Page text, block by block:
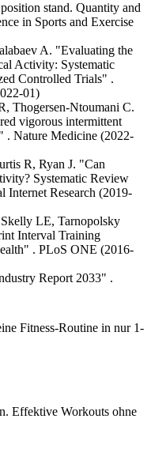
stand. Quantity and
in Sports and Exercise
A. "Evaluating the
Activity: Systematic
Controlled Trials" .
01)
Thogersen-Ntoumani C.
vigorous intermittent
. Nature Medicine (2022-
R, Ryan J. "Can
Systematic Review
Internet Research (2019-
LE, Tarnopolsky
Interval Training
. PLoS ONE (2016-
Report 2033" .
Fitness-Routine in nur 1-
Effektive Workouts ohne